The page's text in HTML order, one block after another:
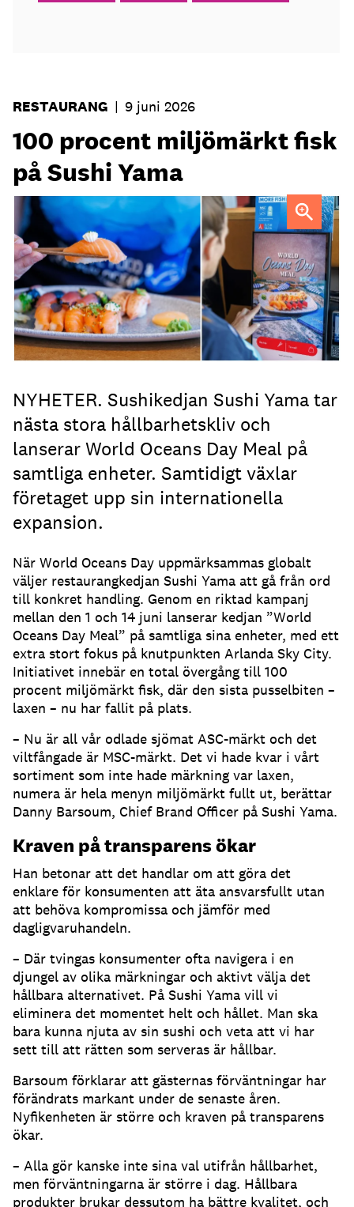
RESTAURANG | 9 juni 2026
100 procent miljömärkt fisk
på Sushi Yama
NYHETER. Sushikedjan Sushi Yama tar
nästa stora hållbarhetskliv och
lanserar World Oceans Day Meal på
samtliga enheter. Samtidigt växlar
företaget upp sin internationella
expansion.
När World Oceans Day uppmärksammas globalt
väljer restaurangkedjan Sushi Yama att gå från ord
till konkret handling. Genom en riktad kampanj
mellan den 1 och 14 juni lanserar kedjan ”World
Oceans Day Meal” på samtliga sina enheter, med ett
extra stort fokus på knutpunkten Arlanda Sky City.
Initiativet innebär en total övergång till 100
procent miljömärkt fisk, där den sista pusselbiten –
laxen – nu har fallit på plats.
– Nu är all vår odlade sjömat ASC-märkt och det
viltfångade är MSC-märkt. Det vi hade kvar i vårt
sortiment som inte hade märkning var laxen,
numera är hela menyn miljömärkt fullt ut, berättar
Danny Barsoum, Chief Brand Officer på Sushi Yama.
Kraven på transparens ökar
Han betonar att det handlar om att göra det
enklare för konsumenten att äta ansvarsfullt utan
att behöva kompromissa och jämför med
dagligvaruhandeln.
– Där tvingas konsumenter ofta navigera i en
djungel av olika märkningar och aktivt välja det
hållbara alternativet. På Sushi Yama vill vi
eliminera det momentet helt och hållet. Man ska
bara kunna njuta av sin sushi och veta att vi har
sett till att rätten som serveras är hållbar.
Barsoum förklarar att gästernas förväntningar har
förändrats markant under de senaste åren.
Nyfikenheten är större och kraven på transparens
ökar.
– Alla gör kanske inte sina val utifrån hållbarhet,
men förväntningarna är större i dag. Hållbara
produkter brukar dessutom ha bättre kvalitet, och